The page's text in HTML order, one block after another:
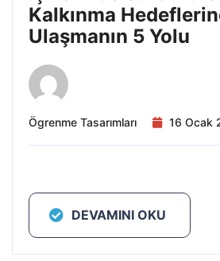
Kalkınma
Ulaşmanın 5 Yolu
Ögrenme Tasarımları 16 Ocak
DEVAMINI OKU